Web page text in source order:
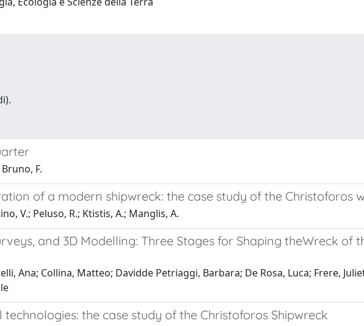
F.
of a modern shipwreck: the case study of the Christoforos
V.; Peluso, R.; Ktistis, A.; Manglis, A.
and 3D Modelling: Three Stages for Shaping theWreck of
Ana; Collina, Matteo; Davidde Petriaggi, Barbara; De Rosa, Luca; Frere,
the case study of the Christoforos Shipwreck